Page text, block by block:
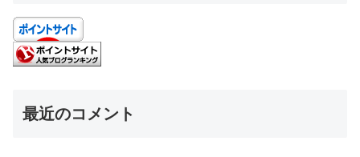
最近のコメント